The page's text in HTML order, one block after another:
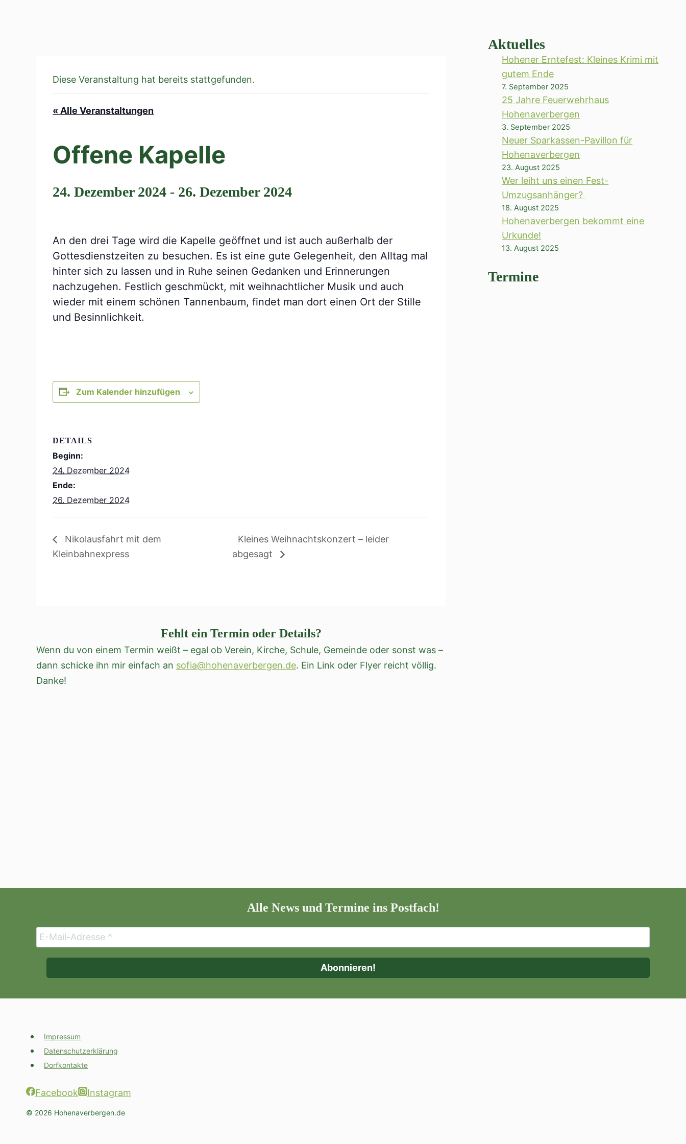
Diese Veranstaltung hat bereits stattgefunden.
« Alle Veranstaltungen
Offene Kapelle
24. Dezember 2024 - 26. Dezember 2024
An den drei Tage wird die Kapelle geöffnet und ist auch außerhalb der
Gottesdienstzeiten zu besuchen. Es ist eine gute Gelegenheit, den Alltag mal
hinter sich zu lassen und in Ruhe seinen Gedanken und Erinnerungen
nachzugehen. Festlich geschmückt, mit weihnachtlicher Musik und auch
wieder mit einem schönen Tannenbaum, findet man dort einen Ort der Stille
und Besinnlichkeit.
Zum Kalender hinzufügen
DETAILS
Beginn:
24. Dezember 2024
Ende:
26. Dezember 2024
Nikolausfahrt mit dem
Kleinbahnexpress
Kleines Weihnachtskonzert – leider
abgesagt
Fehlt ein Termin oder Details?
Wenn du von einem Termin weißt – egal ob Verein, Kirche, Schule, Gemeinde oder sonst was –
dann schicke ihn mir einfach an sofia@hohenaverbergen.de. Ein Link oder Flyer reicht völlig.
Danke!
Aktuelles
Hohener Erntefest: Kleines Krimi mit
gutem Ende
7. September 2025
25 Jahre Feuerwehrhaus
Hohenaverbergen
3. September 2025
Neuer Sparkassen-Pavillon für
Hohenaverbergen
23. August 2025
Wer leiht uns einen Fest-
Umzugsanhänger?
18. August 2025
Hohenaverbergen bekommt eine
Urkunde!
13. August 2025
Termine
Alle News und Termine ins Postfach!
Impressum
Datenschutzerklärung
Dorfkontakte
Facebook Instagram
© 2026 Hohenaverbergen.de